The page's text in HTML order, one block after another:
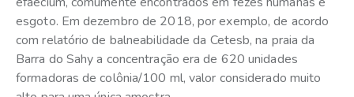
esgoto. Em dezembro de 2018, por exemplo, de acordo
com relatório de balneabilidade da Cetesb, na praia da
Barra do Sahy a concentração era de 620 unidades
formadoras de colônia/100 ml, valor considerado muito